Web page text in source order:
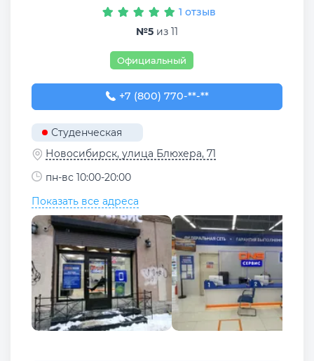
1 отзыв
№5 из 11
Официальный
+7 (800) 770-78-88
+7 (800) 770-**-**
Студенческая
Новосибирск, улица Блюхера, 71
пн-вс 10:00-20:00
Показать все адреса